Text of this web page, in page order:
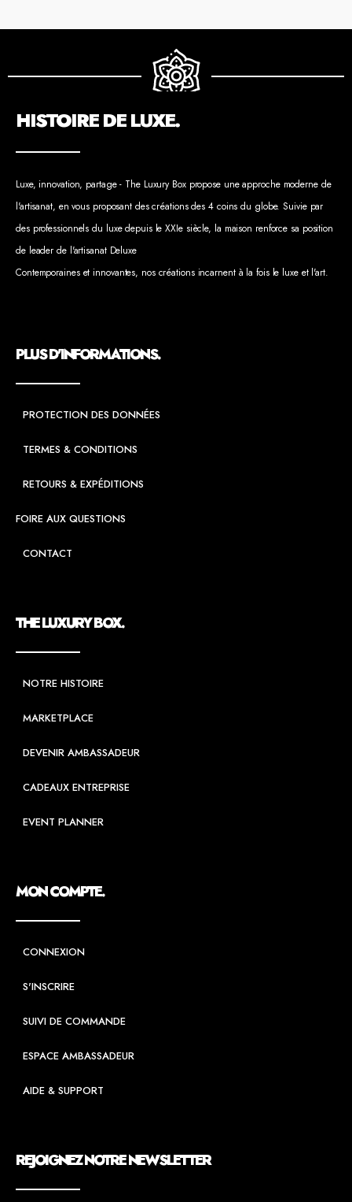
HISTOIRE DE LUXE.
Luxe, innovation, partage - The Luxury Box propose une approche moderne de
l'artisanat, en vous proposant des créations des 4 coins du globe. Suivie par
des professionnels du luxe depuis le XXIe siècle, la maison renforce sa position
de leader de l'artisanat Deluxe
Contemporaines et innovantes, nos créations incarnent à la fois le luxe et l'art.
PLUS D'INFORMATIONS.
PROTECTION DES DONNÉES
TERMES & CONDITIONS
RETOURS & EXPÉDITIONS
FOIRE AUX QUESTIONS
CONTACT
THE LUXURY BOX.
NOTRE HISTOIRE
MARKETPLACE
DEVENIR AMBASSADEUR
CADEAUX ENTREPRISE
EVENT PLANNER
MON COMPTE.
CONNEXION
S'INSCRIRE
SUIVI DE COMMANDE
ESPACE AMBASSADEUR
AIDE & SUPPORT
REJOIGNEZ NOTRE NEWSLETTER